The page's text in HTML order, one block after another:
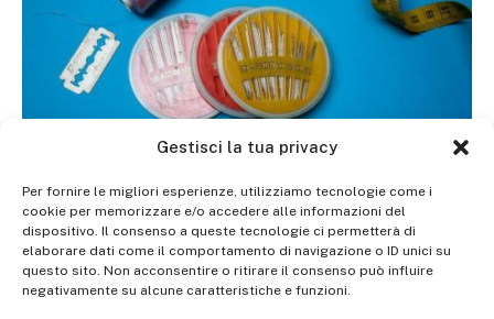
Gestisci la tua privacy
Per fornire le migliori esperienze, utilizziamo tecnologie come i
cookie per memorizzare e/o accedere alle informazioni del
dispositivo. Il consenso a queste tecnologie ci permetterà di
elaborare dati come il comportamento di navigazione o ID unici su
questo sito. Non acconsentire o ritirare il consenso può influire
negativamente su alcune caratteristiche e funzioni.
HOBBY
Cucito Creativo: Idee e Semplici Progetti per
Realizzare Decorazioni e Fiocchi Nascita